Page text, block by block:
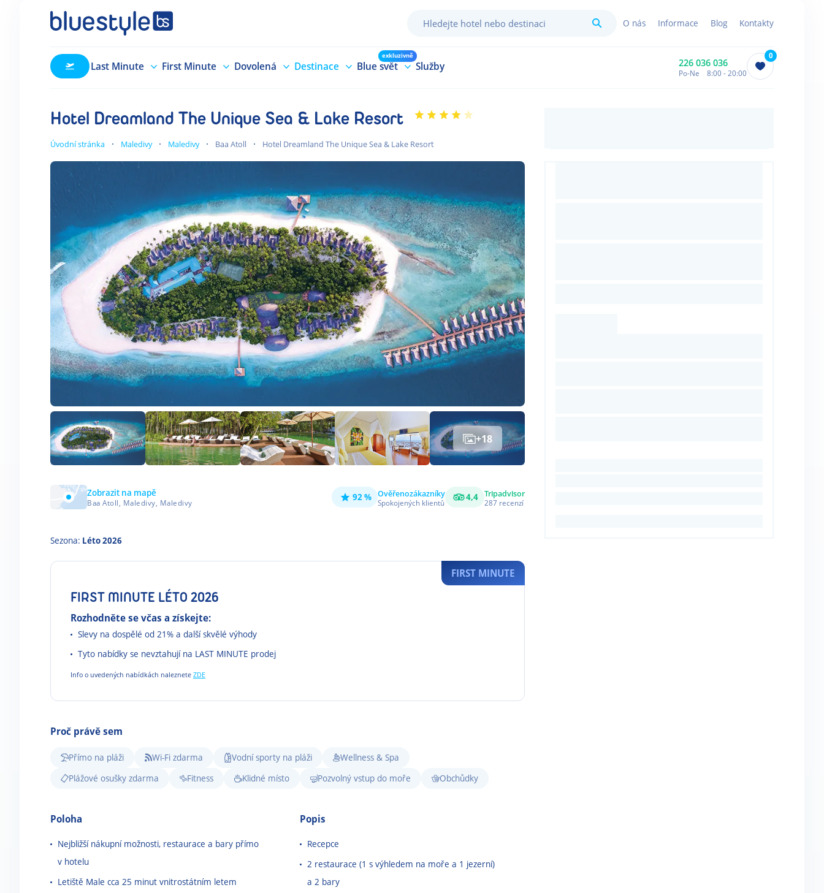
HledatO nás Informace Blog Kontakty
Last Minute First Minute Dovolená Destinace Blue svět
exkluzivně
Služby 226 036 036
Po-Ne 8:00 - 20:00
0
Hotel Dreamland The Unique Sea & Lake Resort
Úvodní stránka Maledivy Maledivy Baa Atoll Hotel Dreamland The Unique Sea & Lake Resort
+18
Zobrazit na mapě
Baa Atoll, Maledivy, Maledivy 92 % Ověřenozákazníky
Spokojených klientů 4,4 Tripadvisor
287 recenzí
Sezona: Léto 2026
FIRST MINUTE LÉTO 2026
Rozhodněte se včas a získejte:
Slevy na dospělé od 21% a další skvělé výhody
Tyto nabídky se nevztahují na LAST MINUTE prodej
Info o uvedených nabídkách naleznete ZDE
FIRST MINUTE
Proč právě sem
Přímo na pláži Wi-Fi zdarma Vodní sporty na pláži
Wellness & Spa
Plážové osušky zdarma
Fitness Klidné místo Pozvolný vstup do moře Obchůdky
Poloha
Nejbližší nákupní možnosti, restaurace a bary přímo
v hotelu
Letiště Male cca 25 minut vnitrostátním letem
Popis
Recepce
2 restaurace (1 s výhledem na moře a 1 jezerní)
a 2 bary